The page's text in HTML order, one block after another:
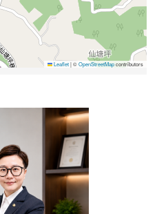
Leaflet|©OpenStreetMapcontributors